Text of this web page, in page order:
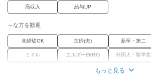
■各種資格取得支援制度
■スマートフォン貸与
■永年勤続海外旅行(10年)
■従業員持ち株会
■お子様が小学校に入学時、ランドセル贈与
■ファイターズ、コンサドーレ年間シート
高収入 給与UP
～な方を歓迎
未経験OK 主婦(夫) 新卒・第二
ミドル エルダー(50代) 外国人・留学生
経験者優遇
もっと見る